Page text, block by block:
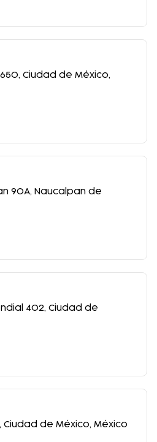
, Ciudad de México,
90A, Naucalpan de
402, Ciudad de
, Ciudad de México, México